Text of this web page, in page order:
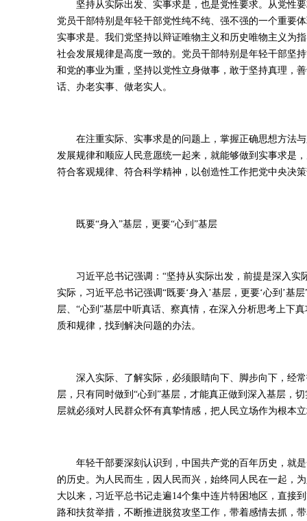
坚持从实际出发、实事求是，也是党性要求。从党性要
党员干部特别是年轻干部党性纯不纯、强不强的一个重要
实事求是。我们党坚持以辩证唯物主义和历史唯物主义为
社会发展规律是高度一致的。党员干部特别是年轻干部坚
和党的事业为重，坚持以党性立身做事，敢于坚持真理，
话、办老实事、做老实人。
在注重实际、实事求是的问题上，掌握正确思想方法与
发展规律和顺应人民意愿统一起来，就能够做到实事求是
符合客观规律、符合科学精神，以创造性工作把党中央决
既要“身入”基层，更要“心到”基层
习近平总书记强调：“坚持从实际出发，前提是深入实
实际，习近平总书记强调“既要‘身入’基层，更要‘心到’基
层、“心到”基层中听真话、察真情，在深入分析思考上下
质和规律，找到解决问题的办法。
深入实际、了解实际，必须眼睛向下、脚步向下，经常
层，只有同时做到“心到”基层，才能真正做到深入基层，
层就必须对人民群众怀有真挚情感，把人民立场作为根本
年轻干部要深刻认识到，中国共产党的百年历史，就是
的历史。为人民而生，因人民而兴，始终同人民在一起，
大以来，习近平总书记走遍14个集中连片特困地区，直接
路和扶贫举措，不断推进脱贫攻坚工作，带着感情去抓，